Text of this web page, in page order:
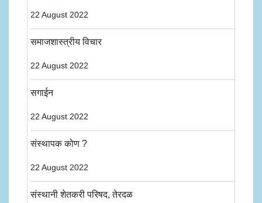
22 August 2022
समाजशास्त्रीय विचार
22 August 2022
सगाईन
22 August 2022
संस्थापक कोण ?
22 August 2022
संस्थानी शेतकरी परिषद, तेरदळ